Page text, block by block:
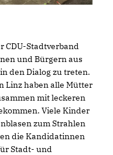
CDU-Stadtverband
und Bürgern aus
den Dialog zu treten.
Linz haben alle Mütter
mit leckeren
Viele Kinder
zum Strahlen
die Kandidatinnen
Stadt- und